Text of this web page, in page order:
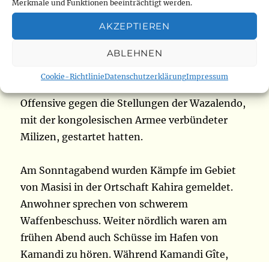
Merkmale und Funktionen beeinträchtigt werden.
AKZEPTIEREN
ABLEHNEN
Cookie-RichtlinieDatenschutzerklärungImpressum
der Demokratischen Republik Kongo haben am
Lubero-Territorium in Nord-Kivu, mehr als 130
km nördlich von Goma, übernommen. Die
Offensive gegen die Stellungen der Wazalendo,
mit der kongolesischen Armee verbündeter
Milizen, gestartet hatten.
Am Sonntagabend wurden Kämpfe im Gebiet
von Masisi in der Ortschaft Kahira gemeldet.
Anwohner sprechen von schwerem
Waffenbeschuss. Weiter nördlich waren am
frühen Abend auch Schüsse im Hafen von
Kamandi zu hören. Während Kamandi Gîte,